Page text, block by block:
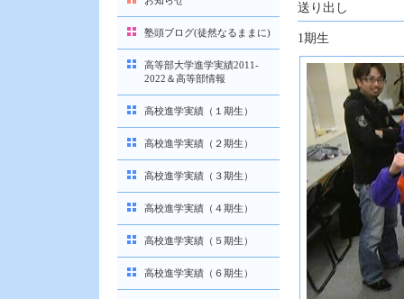
送り出し
1期生
塾頭ブログ(徒然なるままに)
高等部大学進学実績2011-
2022＆高等部情報
高校進学実績（１期生）
高校進学実績（２期生）
高校進学実績（３期生）
高校進学実績（４期生）
高校進学実績（５期生）
高校進学実績（６期生）